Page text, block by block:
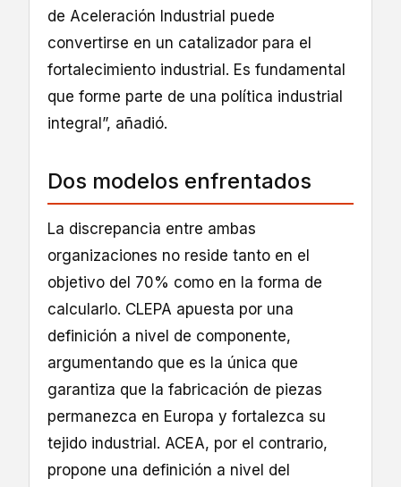
de Aceleración Industrial puede
convertirse en un catalizador para el
fortalecimiento industrial. Es fundamental
que forme parte de una política industrial
integral”, añadió.
Dos modelos enfrentados
La discrepancia entre ambas
organizaciones no reside tanto en el
objetivo del 70% como en la forma de
calcularlo. CLEPA apuesta por una
definición a nivel de componente,
argumentando que es la única que
garantiza que la fabricación de piezas
permanezca en Europa y fortalezca su
tejido industrial. ACEA, por el contrario,
propone una definición a nivel del